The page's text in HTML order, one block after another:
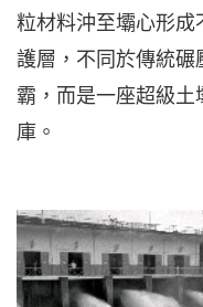
粒材料沖至壩心形
護層，不同於傳統
霸，而是一座超級
庫。